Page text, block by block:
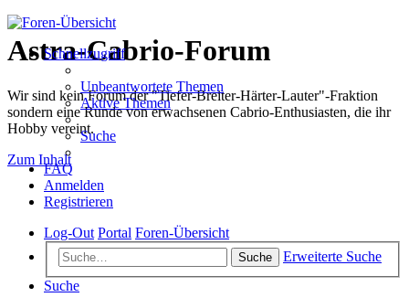
Astra-Cabrio-Forum
Wir sind kein Forum der "Tiefer-Breiter-Härter-Lauter"-Fraktion
sondern eine Runde von erwachsenen Cabrio-Enthusiasten, die ihr
Hobby vereint.
Zum Inhalt
Schnellzugriff
Unbeantwortete Themen
Aktive Themen
Suche
FAQ
Anmelden
Registrieren
Log-Out Portal Foren-Übersicht
Suche
Erweiterte Suche
Suche